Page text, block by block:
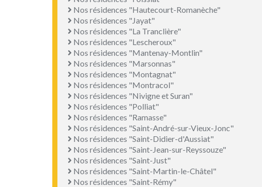
Nos résidences "Hautecourt-Romanèche"
Nos résidences "Jayat"
Nos résidences "La Tranclière"
Nos résidences "Lescheroux"
Nos résidences "Mantenay-Montlin"
Nos résidences "Marsonnas"
Nos résidences "Montagnat"
Nos résidences "Montracol"
Nos résidences "Nivigne et Suran"
Nos résidences "Polliat"
Nos résidences "Ramasse"
Nos résidences "Saint-André-sur-Vieux-Jonc"
Nos résidences "Saint-Didier-d'Aussiat"
Nos résidences "Saint-Jean-sur-Reyssouze"
Nos résidences "Saint-Just"
Nos résidences "Saint-Martin-le-Châtel"
Nos résidences "Saint-Rémy"